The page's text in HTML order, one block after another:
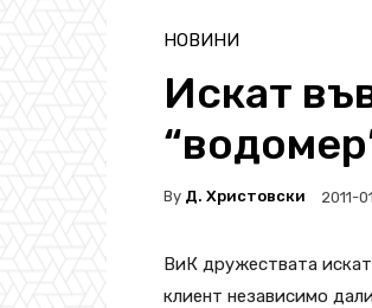
НОВИНИ
Искат
By Д. Христовски 2011-
ВиК дружествата
клиент независимо